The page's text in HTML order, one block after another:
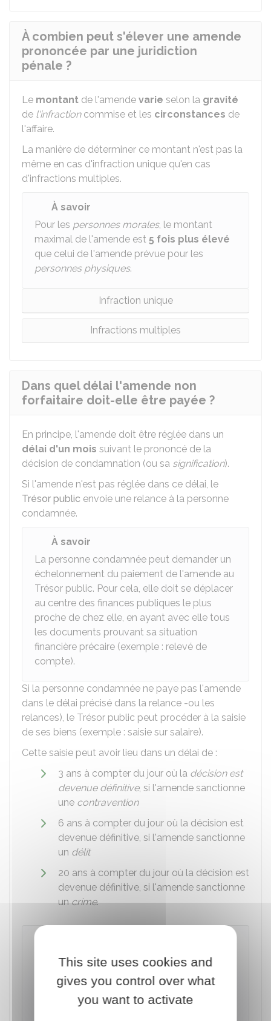
À combien peut s'élever une amende
prononcée par une juridiction
pénale ?
Le montant de l'amende varie selon la gravité
de l'infractioncommise et les circonstances de
l'affaire.
La manière de déterminer ce montant n'est pas la
même en cas d'infraction unique qu'en cas
d'infractions multiples.
À savoir
Pour les personnes morales, le montant
maximal de l'amende est 5 fois plus élevé
que celui de l'amende prévue pour les
personnes physiques.
Infraction unique
Infractions multiples
Dans quel délai l'amende non
forfaitaire doit-elle être payée ?
En principe, l'amende doit être réglée dans un
délai d'un mois suivant le prononcé de la
décision de condamnation (ou sa signification).
Si l'amende n'est pas réglée dans ce délai, le
Trésor public envoie une relance à la personne
condamnée.
À savoir
La personne condamnée peut demander un
échelonnement du paiement de l'amende au
Trésor public. Pour cela, elle doit se déplacer
au centre des finances publiques le plus
proche de chez elle, en ayant avec elle tous
les documents prouvant sa situation
financière précaire (exemple : relevé de
compte).
Si la personne condamnée ne paye pas l'amende
dans le délai précisé dans la relance -ou les
relances), le Trésor public peut procéder à la saisie
de ses biens (exemple : saisie sur salaire).
Cette saisie peut avoir lieu dans un délai de :
3 ans à compter du jour où la décision est
devenue définitive, si l'amende sanctionne
une contravention
6 ans à compter du jour où la décision est
devenue définitive, si l'amende sanctionne
un délit
20 ans à compter du jour où la décision est
devenue définitive, si l'amende sanctionne
uncrime.
Pour les crimes et les délits qui font encourir
des peinespeut ordonner l'emprisonnement
de la personne condamnée à une peine
This site uses cookies and
gives you control over what
you want to activate